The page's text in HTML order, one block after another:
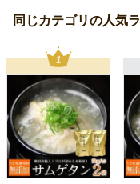
同じカテゴリの人気